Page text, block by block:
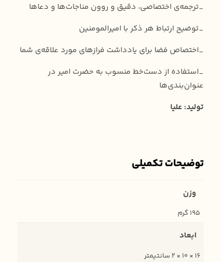
_ترجمه‌ی اختصاصی، دقیق و روون مناجات‌ها و دعاها
_توضیح ارتباط هر ذکر با امیرالمومنین
_اختصاص فضا برای یادداشت فرازهای مورد علاقه‌ی شما
_استفاده از دست‌خط منسوب به حضرت امیر در
عنوان‌بندی‌ها
تولید: علیا
توضیحات تکمیلی
وزن
195 گرم
ابعاد
16 × 10 × 2 سانتیمتر